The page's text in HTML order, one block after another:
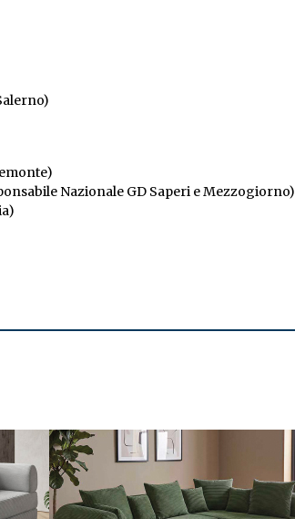
Nazionale GD Saperi e Mezzogiorno)